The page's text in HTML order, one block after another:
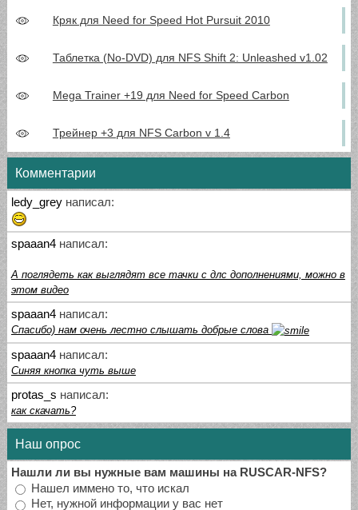
Кряк для Need for Speed Hot Pursuit 2010
Таблетка (No-DVD) для NFS Shift 2: Unleashed v1.02
Mega Trainer +19 для Need for Speed Carbon
Трейнер +3 для NFS Carbon v 1.4
Комментарии
ledy_greyнаписал:
spaaan4написал:
А поглядеть как выглядят все тачки с длс дополнениями, можно в
этом видео
spaaan4написал:
Спасибо) нам очень лестно слышать добрые слова
spaaan4написал:
Синяя кнопка чуть выше
protas_s написал:
как скачать?
Наш опрос
Нашли ли вы нужные вам машины на RUSCAR-NFS?
Нашел иммено то, что искал
Нет, нужной информации у вас нет